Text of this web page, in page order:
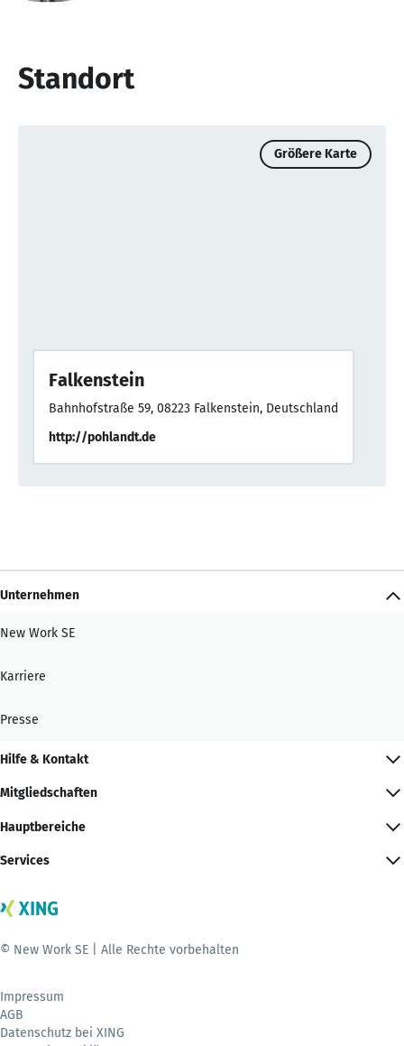
Standort
Größere Karte
Falkenstein
Bahnhofstraße 59, 08223 Falkenstein, Deutschland
http://pohlandt.de
Unternehmen
New Work SE
Karriere
Presse
Hilfe & Kontakt
Mitgliedschaften
Hauptbereiche
Services
© New Work SE | Alle Rechte vorbehalten
Impressum
AGB
Datenschutz bei XING